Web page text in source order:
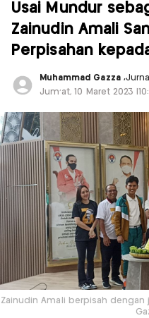
Usai Mundur
Zainudin Amali
Perpisahan
Muhammad Gazza ,
Jum'at, 10 Maret 2023
Zainudin Amali berpisah dengan